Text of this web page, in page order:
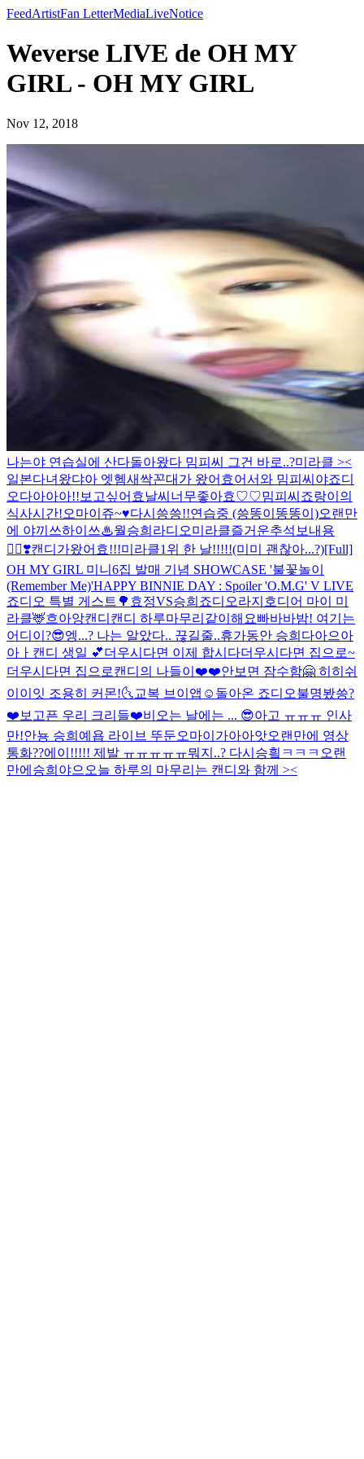
FeedArtistFan LetterMediaLiveNotice
Weverse LIVE de OH MY
GIRL - OH MY GIRL
Nov 12, 2018
나는야 연습실에 산다돌아왔다 밈피씨 그건 바로..?미라클 ><
일본다녀왔댜아 엣헴새싹꼰대가 왔어효어서와 밈피씨야죠디
오다아아아!! 보고싶어효날씨너무좋아효♡♡밈피씨 죠랑이의
식사시간!오마이쥬~♥다시씅씅!!연습중 (씅똥이똥똥이)오랜만
에 야끼쓰하이쓰♨월승희라디오미라클즐거운추석보내용
🙇‍♀️❣️캔디가왔어효!!!미라클1위 한 날!!!!!(미미 괜찮아...?)[Full]
OH MY GIRL 미니6집 발매 기념 SHOWCASE '불꽃놀이
(Remember Me)'HAPPY BINNIE DAY : Spoiler 'O.M.G' V LIVE
죠디오 특별 게스트🌳 효정VS승희 죠디오라지호디어 마이 미
라클🦌흐아앙캔디캔디 하루마무리같이해요빠바바밤! 여기는
어디이?😎엥...? 나는 알았다.. 끊길줄..휴가동안 승희다아으아
아ㅏ 캔디 생일 💕더우시다면 이제 합시다더우시다면 집으로~
더우시다면 집으로캔디의 나들이❤️❤️안보면 잠수함🤗 히히 쉬
이이잇 조용히 커몬!🌜교복 브이앱☺️ 돌아온 죠디오불명봤씅?
❤️보고픈 우리 크리들❤️비오는 날에는 ... 😎아고 ㅠㅠㅠ 인사
만!안뇽 승희예욥 라이브 뚜둔오마이가아아앗오랜만에 영상
통화??에이!!!!! 제발 ㅠㅠㅠㅠㅠ뭐지..? 다시승힄ㅋㅋㅋ 오랜
만에승희야으 오늘 하루의 마무리는 캔디와 함께 ><